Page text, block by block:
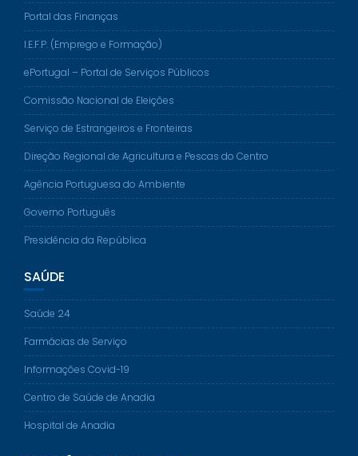
Portal das Finanças
I.E.F.P. (Emprego e Formação)
ePortugal – Portal de Serviços Públicos
Comissão Nacional de Eleições
Serviço de Estrangeiros e Fronteiras
Direção Regional de Agricultura e Pescas do Centro
Agência Portuguesa do Ambiente
Governo Português
Presidência da República
SAÚDE
Saúde 24
Farmácias de Serviço
Informações Covid-19
Centro de Saúde de Anadia
Hospital de Anadia